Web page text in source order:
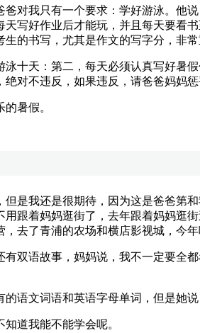
我只有一个要求：学好游泳。他
写好作业后才能玩，并且每天要看
的书写，尤其是作文的写字分，非
天：第二，每天必须认真写好暑
对不违反，如果违反，请爸爸妈妈惩
暑假。
我还是很期待，因为这是爸爸第
跟着妈妈逛街了，去年跟着妈妈逛
去了青浦的农场和横店影视城，今
语故事，妈妈说，我不一定要全
文词语和英语字母单词，但是她说
道我能不能学会呢。